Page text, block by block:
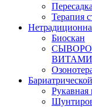
Терапия
Биоскан
Рукавная